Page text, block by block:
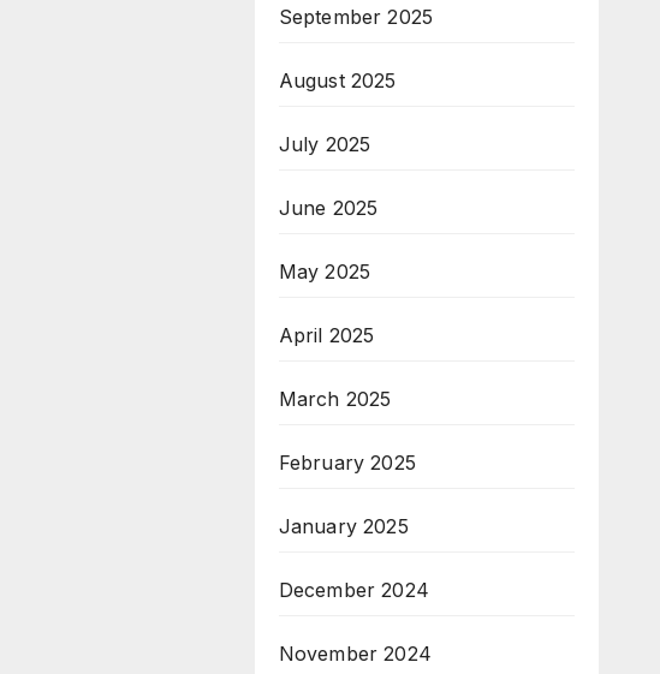
September 2025
August 2025
July 2025
June 2025
May 2025
April 2025
March 2025
February 2025
January 2025
December 2024
November 2024